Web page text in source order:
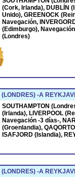
(Cork, Irlanda), DUBLÍN
Unido), GREENOCK
Navegación,
(Edimburgo),
(Londres)
-A
SOUTHAMPTON
(Irlanda), LIVERPOOL
Navegación -3 días-,
(Groenlandia),
ISAFJORD (Islandia),
-A